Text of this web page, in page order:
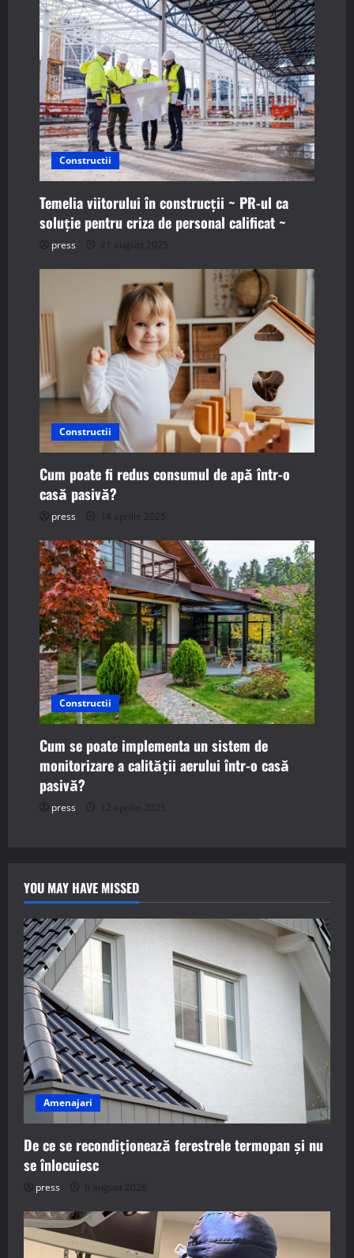
v
i
g
a
t
i
o
n
Constructii
Temelia viitorului în construcții ~ PR-ul ca
soluție pentru criza de personal calificat ~
press 21 august 2025
Constructii
Cum poate fi redus consumul de apă într-o
casă pasivă?
press 14 aprilie 2025
Constructii
Cum se poate implementa un sistem de
monitorizare a calității aerului într-o casă
pasivă?
press 12 aprilie 2025
YOU MAY HAVE MISSED
Amenajari
De ce se recondiționează ferestrele termopan și nu
se înlocuiesc
press 6 august 2026